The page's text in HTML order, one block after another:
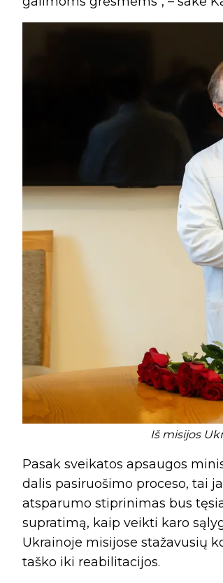
Iš misijos
Pasak sveikatos apsaugos
dalis pasiruošimo proceso, tai
atsparumo stiprinimas bus
supratimą, kaip veikti karo
Ukrainoje misijose stažavusių
taško iki reabilitacijos.